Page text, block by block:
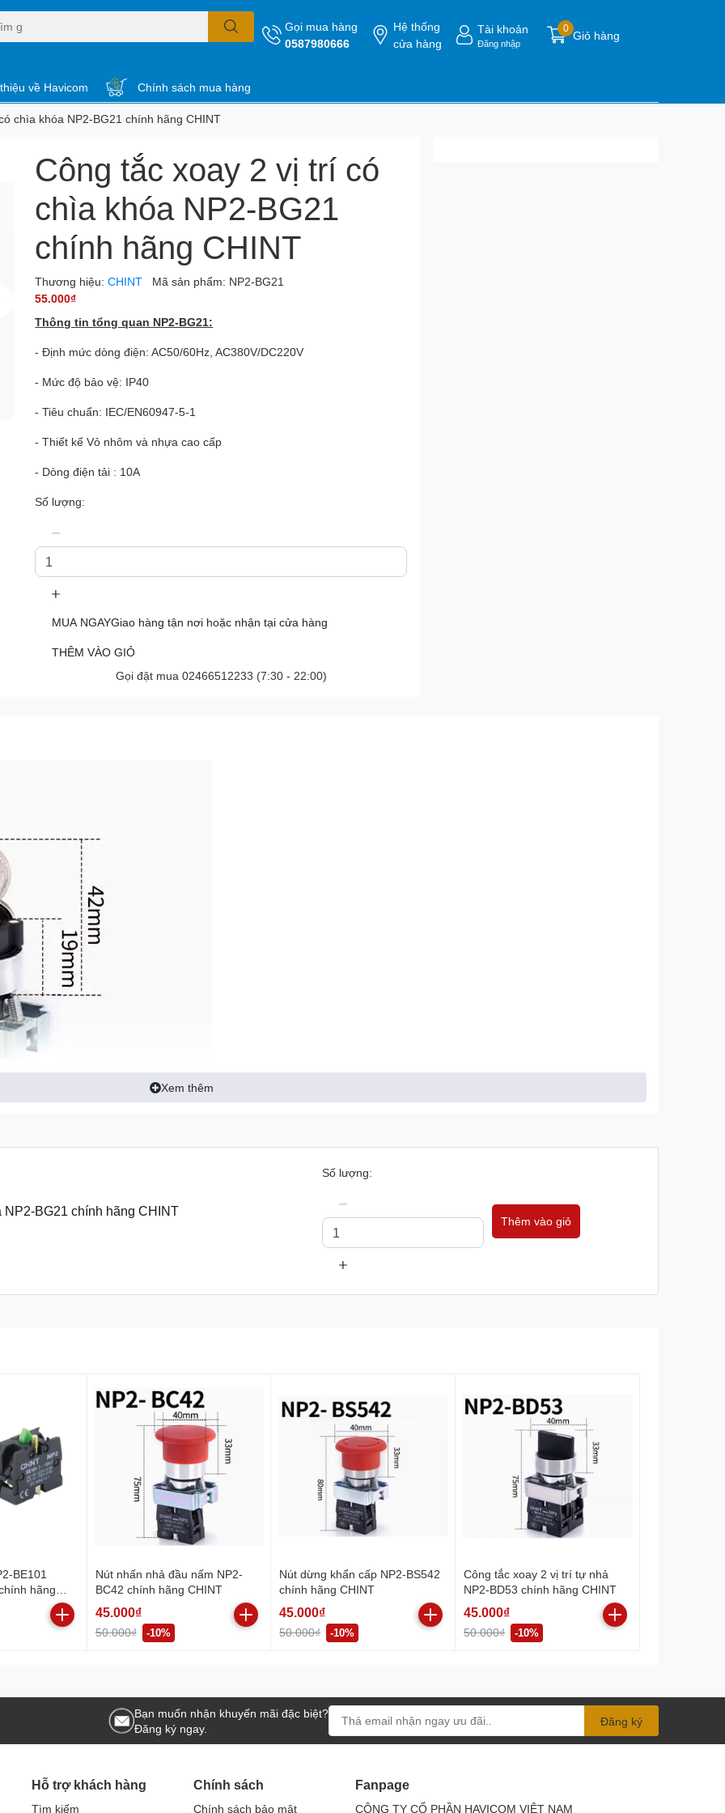
Gọi mua hàng
0587980666
Hệ thống
cửa hàng
Tài khoản
Đăng nhập
Giỏ hàng
0
về Havicom Chính sách mua hàng
chìa khóa NP2-BG21 chính hãng CHINT
Công tắc xoay 2 vị trí có
chìa khóa NP2-BG21
chính hãng CHINT
Thương hiệu:CHINT Mã sản phẩm: NP2-BG21
55.000₫
Thông tin tổng quan NP2-BG21:
- Định mức dòng điện: AC50/60Hz, AC380V/DC220V
- Mức độ bảo vệ: IP40
- Tiêu chuẩn: IEC/EN60947-5-1
- Thiết kế Vỏ nhôm và nhựa cao cấp
- Dòng điện tải : 10A
Số lượng:
MUA NGAYGiao hàng tận nơi hoặc nhận tại cửa hàng
THÊM VÀO GIỎ
Gọi đặt mua 02466512233 (7:30 - 22:00)
độ trong 24h không được vượt quá 35°C
không vượt quá 50% khi nhiệt độ cao nhất là 40°
của NP2-BG21:
của động cơ trong các hệ thống công nghiệp. Nó cho phép người dùng bật/tắt và điều khiển động cơ một cách thuận
Xem thêm
BG21 chính hãng CHINT
Số lượng:
Thêm vào giỏ
BE101
hãng
XB2 ZB2-
Nút nhấn nhả đầu nấm NP2-
BC42 chính hãng CHINT
45.000₫
50.000₫ -10%
Nút dừng khẩn cấp NP2-BS542
chính hãng CHINT
45.000₫
50.000₫ -10%
Công tắc xoay 2 vị trí tự nhả
NP2-BD53 chính hãng CHINT
45.000₫
50.000₫ -10%
Bạn muốn nhận khuyến mãi đặc biệt?
Đăng ký ngay.
Đăng ký
Hỗ trợ khách hàng
Tìm kiếm
Chính sách
Chính sách bảo mật
Fanpage
CÔNG TY CỔ PHẦN HAVICOM VIỆT NAM